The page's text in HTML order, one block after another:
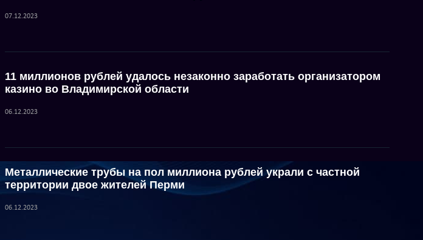
07.12.2023
11 миллионов рублей удалось незаконно заработать организатором
казино во Владимирской области
06.12.2023
Металлические трубы на пол миллиона рублей украли с частной
территории двое жителей Перми
06.12.2023